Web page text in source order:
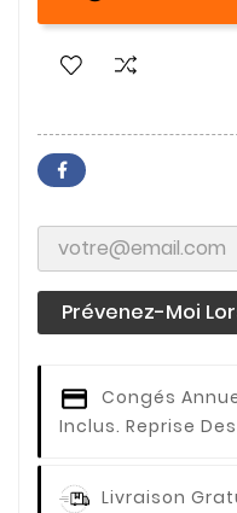
Prévenez-Moi
Congés
Inclus. Reprise
Livraison